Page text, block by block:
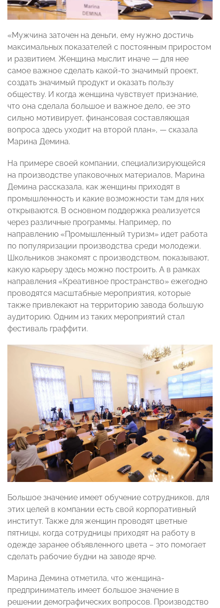
«Мужчина заточен на деньги, ему нужно достичь
максимальных показателей с постоянным приростом
и развитием. Женщина мыслит иначе — для нее
самое важное сделать какой-то значимый проект,
создать значимый продукт и оказать пользу
обществу. И когда женщина чувствует признание,
что она сделала большое и важное дело, ее это
сильно мотивирует, финансовая составляющая
вопроса здесь уходит на второй план», — сказала
Марина Демина.
На примере своей компании, специализирующейся
на производстве упаковочных материалов, Марина
Демина рассказала, как женщины приходят в
промышленность и какие возможности там для них
открываются. В основном поддержка реализуется
через различные программы. Например, по
направлению «Промышленный туризм» идет работа
по популяризации производства среди молодежи.
Школьников знакомят с производством, показывают,
какую карьеру здесь можно построить. А в рамках
направления «Креативное пространство» ежегодно
проводятся масштабные мероприятия, которые
также привлекают на территорию завода большую
аудиторию. Одним из таких мероприятий стал
фестиваль граффити.
Большое значение имеет обучение сотрудников, для
этих целей в компании есть свой корпоративный
институт. Также для женщин проводят цветные
пятницы, когда сотрудницы приходят на работу в
одежде заранее объявленного цвета – это помогает
сделать рабочие будни на заводе ярче.
Марина Демина отметила, что женщина-
предприниматель имеет большое значение в
решении демографических вопросов. Производство